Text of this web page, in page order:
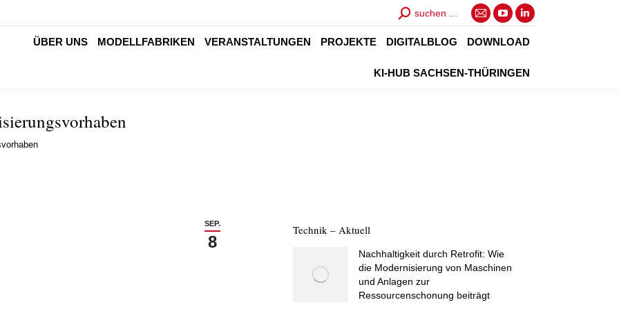
Search:
suchen ...
E-
Mail
opens
YouTube
page
in
Linkedin
page
in
ÜBER UNS MODELLFABRIKEN VERANSTALTUNGEN PROJEKTE DIGITALBLOG DOWNLOAD
KI-HUB SACHSEN-THÜRINGEN
SEP.
8
Technik – Aktuell
Nachhaltigkeit durch Retrofit: Wie
die Modernisierung von Maschinen
und Anlagen zur
Ressourcenschonung beiträgt